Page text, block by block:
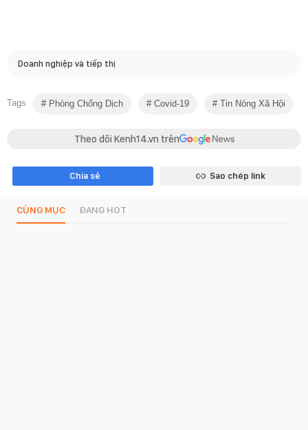
Doanh nghiệp và tiếp thị
Tags Phòng Chống Dịch Covid-19 Tin Nóng Xã Hội
Theo dõi Kenh14.vn trên
Chia sẻ Sao chép link
CÙNG MỤC ĐANG HOT